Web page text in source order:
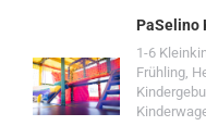
PaSelino
1-6
Frühling,